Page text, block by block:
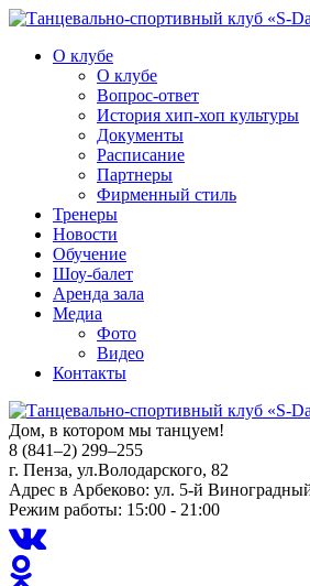
О клубе
О клубе
Вопрос-ответ
История хип-хоп культуры
Документы
Расписание
Партнеры
Фирменный стиль
Тренеры
Новости
Обучение
Шоу-балет
Аренда зала
Медиа
Фото
Видео
Контакты
Дом, в котором мы танцуем!
8 (841–2) 299–255
г. Пенза, ул.Володарского, 82
Адрес в Арбеково: ул. 5-й
Режим работы: 15:00 - 21:00